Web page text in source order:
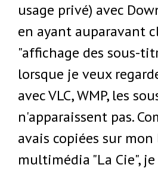
usage privé) avec
en ayant auparavant
"affichage des sous-
lorsque je veux
avec VLC, WMP, les
n'apparaissent pas.
avais copiées sur
multimédia "La Cie",